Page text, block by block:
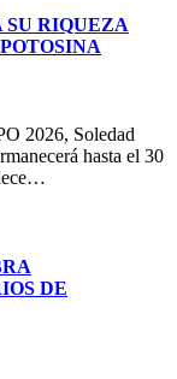
SU RIQUEZA
2026, Soledad
hasta el 30
DE